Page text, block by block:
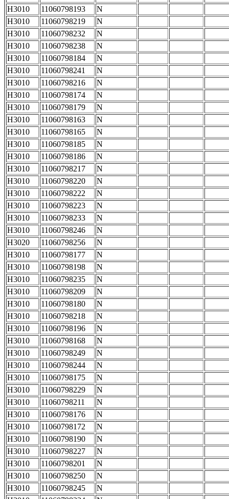
H3010
11060798193
N
H3010
11060798219
N
H3010
11060798232
N
H3010
11060798238
N
H3010
11060798184
N
H3010
11060798241
N
H3010
11060798216
N
H3010
11060798174
N
H3010
11060798179
N
H3010
11060798163
N
H3010
11060798165
N
H3010
11060798185
N
H3010
11060798186
N
H3010
11060798217
N
H3010
11060798220
N
H3010
11060798222
N
H3010
11060798223
N
H3010
11060798233
N
H3010
11060798246
N
H3020
11060798256
N
H3010
11060798177
N
H3010
11060798198
N
H3010
11060798235
N
H3010
11060798209
N
H3010
11060798180
N
H3010
11060798218
N
H3010
11060798196
N
H3010
11060798168
N
H3010
11060798249
N
H3010
11060798244
N
H3010
11060798175
N
H3010
11060798229
N
H3010
11060798211
N
H3010
11060798176
N
H3010
11060798172
N
H3010
11060798190
N
H3010
11060798227
N
H3010
11060798201
N
H3010
11060798250
N
H3010
11060798245
N